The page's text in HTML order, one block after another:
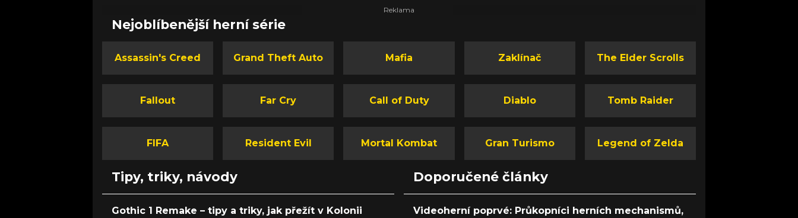
Nejoblíbenější herní série
Assassin's Creed Grand Theft Auto Mafia Zaklínač The Elder Scrolls
Fallout Far Cry Call of Duty Diablo Tomb Raider
FIFA Resident Evil Mortal Kombat Gran Turismo Legend of Zelda
Tipy, triky, návody
Gothic 1 Remake – tipy a triky, jak přežít v Kolonii
Doporučené články
Videoherní poprvé: Průkopníci herních mechanismů,